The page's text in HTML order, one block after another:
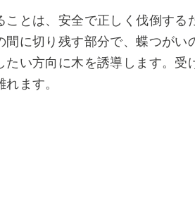
ことは、安全で正しく伐倒する
間に切り残す部分で、蝶つがい
たい方向に木を誘導します。受
ます。